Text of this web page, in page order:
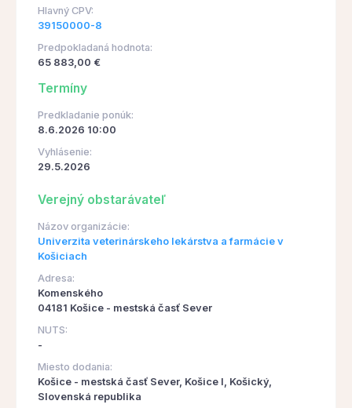
Hlavný CPV:
39150000-8
Predpokladaná hodnota:
65 883,00 €
Termíny
Predkladanie ponúk:
8.6.2026 10:00
Vyhlásenie:
29.5.2026
Verejný obstarávateľ
Názov organizácie:
Univerzita veterinárskeho lekárstva a farmácie v
Košiciach
Adresa:
Komenského
04181 Košice - mestská časť Sever
NUTS:
-
Miesto dodania:
Košice - mestská časť Sever, Košice I, Košický,
Slovenská republika